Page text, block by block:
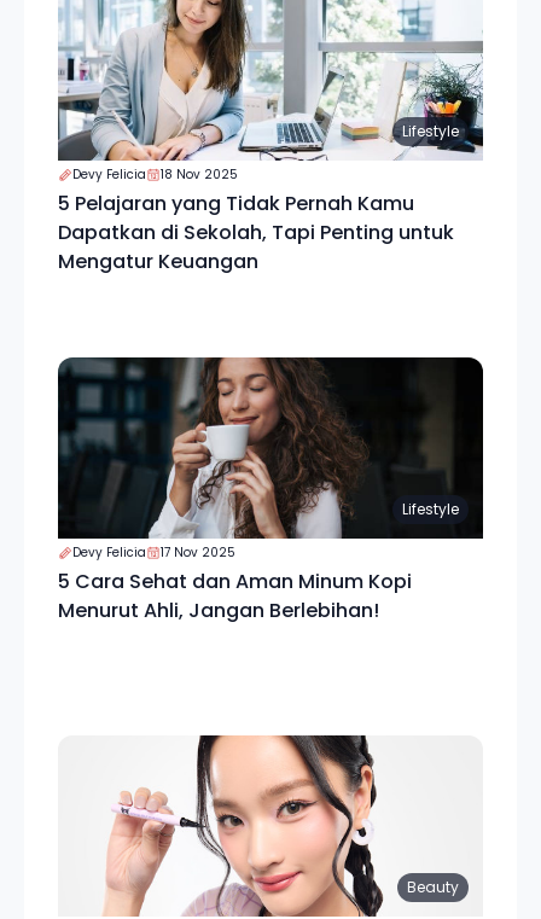
Lifestyle
Devy Felicia 18 Nov 2025
5 Pelajaran yang Tidak Pernah Kamu
Dapatkan di Sekolah, Tapi Penting untuk
Mengatur Keuangan
Lifestyle
Devy Felicia 17 Nov 2025
5 Cara Sehat dan Aman Minum Kopi
Menurut Ahli, Jangan Berlebihan!
Beauty